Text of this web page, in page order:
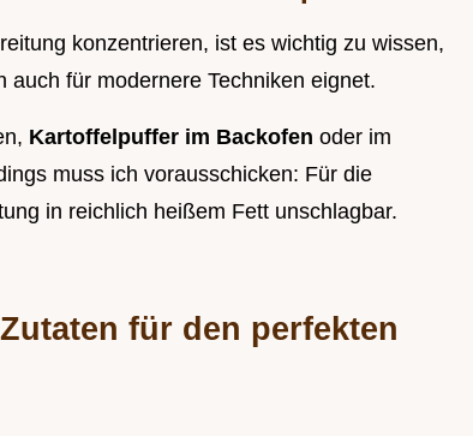
konzentrieren, ist es wichtig zu wissen,
für modernere Techniken eignet.
Kartoffelpuffer im Backofen oder im
muss ich vorausschicken: Für die
in reichlich heißem Fett unschlagbar.
für den perfekten